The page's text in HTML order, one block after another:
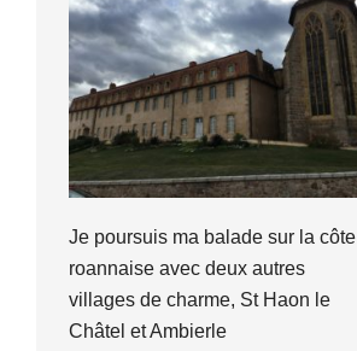
Je poursuis ma balade sur la côte
roannaise avec deux autres
villages de charme, St Haon le
Châtel et Ambierle